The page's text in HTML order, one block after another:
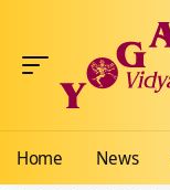
Home News